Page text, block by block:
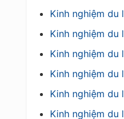
Kinh nghiệm du
Kinh nghiệm du
Kinh nghiệm du
Kinh nghiệm du
Kinh nghiệm du
Kinh nghiệm du